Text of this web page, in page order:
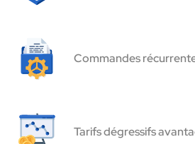
Commandes
Tarifs dégressifs